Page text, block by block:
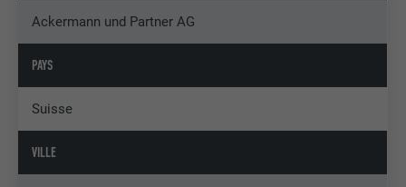
Ackermann und Partner AG
PAYS
Suisse
VILLE